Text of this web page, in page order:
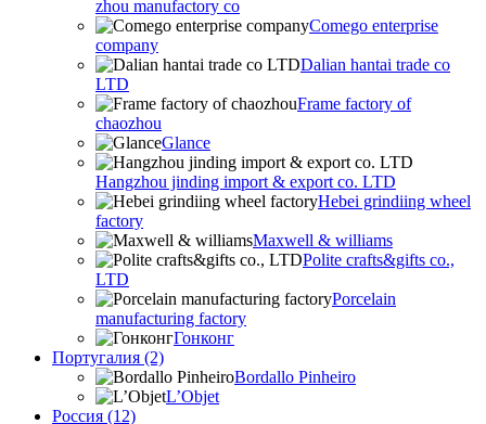
zhou manufactory co
Comego enterprise
company
Dalian hantai trade co
LTD
Frame factory of
chaozhou
Glance
Hangzhou jinding import & export co. LTD
Hebei grindiing wheel
factory
Maxwell & williams
Polite crafts&gifts co.,
LTD
Porcelain
manufacturing factory
Гонконг
Португалия (2)
Bordallo Pinheiro
L’Objet
Россия (12)